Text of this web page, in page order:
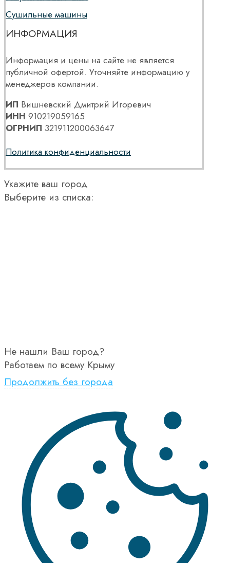
Сушильные машины
ИНФОРМАЦИЯ
Информация и цены на сайте не является
публичной офертой. Уточняйте информацию у
менеджеров компании.
ИП Вишневский Дмитрий Игоревич
ИНН 910219059165
ОГРНИП 321911200063647
Политика конфиденциальности
Укажите ваш город
Выберите из списка:
Не нашли Ваш город?
Работаем по всему Крыму
Продолжить без города